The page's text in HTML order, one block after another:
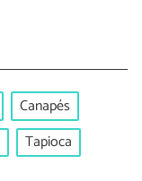
Canapés
Tapioca